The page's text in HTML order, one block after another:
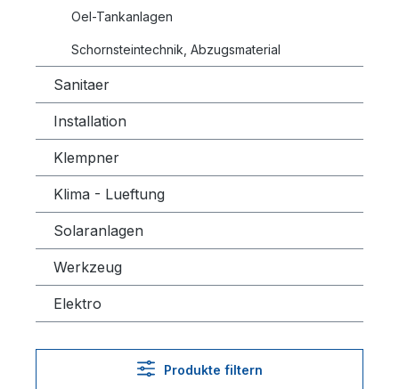
Oel-Tankanlagen
Schornsteintechnik, Abzugsmaterial
Sanitaer
Installation
Klempner
Klima - Lueftung
Solaranlagen
Werkzeug
Elektro
Produkte filtern